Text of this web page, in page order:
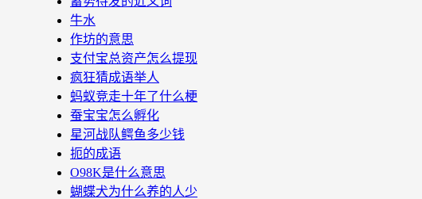
牛水
作坊的意思
支付宝总资产怎么提现
疯狂猜成语举人
蚂蚁竞走十年了什么梗
蚕宝宝怎么孵化
星河战队鳄鱼多少钱
扼的成语
O98K是什么意思
蝴蝶犬为什么养的人少